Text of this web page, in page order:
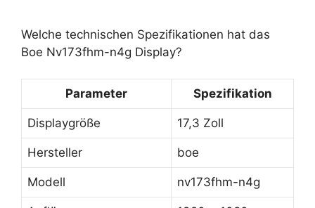
Welche technischen Spezifikationen hat das
Boe Nv173fhm-n4g Display?
Parameter Spezifikation
Displaygröße 17,3 Zoll
Hersteller boe
Modell nv173fhm-n4g